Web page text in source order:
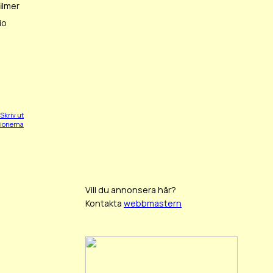
Skriv ut
Vill du annonsera här?
Kontakta webbmastern